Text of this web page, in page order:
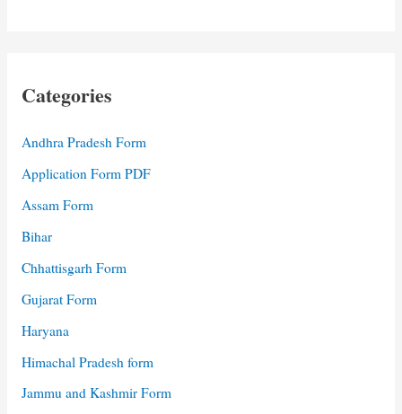
Categories
Andhra Pradesh Form
Application Form PDF
Assam Form
Bihar
Chhattisgarh Form
Gujarat Form
Haryana
Himachal Pradesh form
Jammu and Kashmir Form